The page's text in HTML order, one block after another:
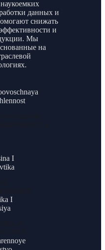
данных и
снижать
и
Мы
на